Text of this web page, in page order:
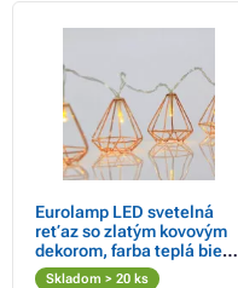
Eurolamp LED svetelná
reťaz so zlatým kovovým
dekorom, farba teplá biela,
10 ks
Skladom > 20 ks